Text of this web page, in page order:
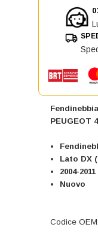
PEUGEOT
Lato DX
2004-2011
Nuovo
Codice